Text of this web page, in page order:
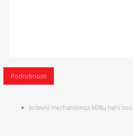
Podrobnosti
kotevní mechanismus kšiltu není